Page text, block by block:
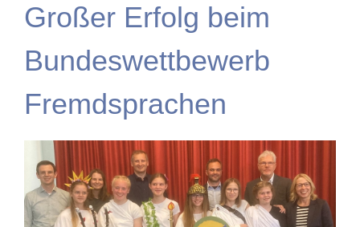
Großer Erfolg beim
Bundeswettbewerb
Fremdsprachen